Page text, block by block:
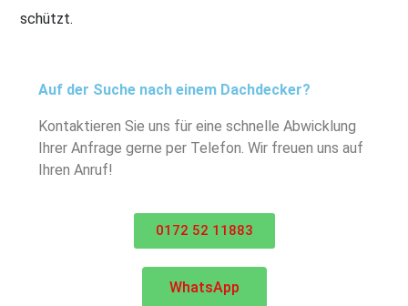
schützt.
Auf der Suche nach einem Dachdecker?
Kontaktieren Sie uns für eine schnelle Abwicklung
Ihrer Anfrage gerne per Telefon. Wir freuen uns auf
Ihren Anruf!
0172 52 11883
WhatsApp